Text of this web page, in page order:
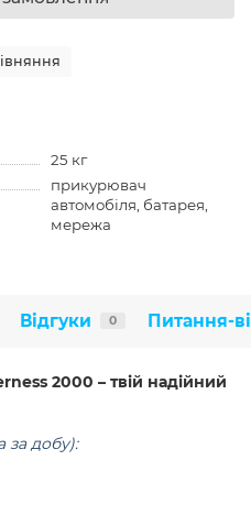
25 кг
прикурювач
автомобіля, батарея,
мережа
Відгуки 0 Питання-
2000 – твій надійний
за добу):